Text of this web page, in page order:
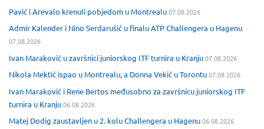
Pavić i Arevalo krenuli pobjedom u Montrealu07.08.2026
Admir Kalender i Nino Serdarušić u finalu ATP Challengera u Hagenu
07.08.2026
Ivan Maraković u završnici juniorskog ITF turnira u Kranju07.08.2026
Nikola Mektić ispao u Montrealu, a Donna Vekić u Torontu07.08.2026
Ivan Maraković i Rene Bertos međusobno za završnicu juniorskog ITF
turnira u Kranju06.08.2026
Matej Dodig zaustavljen u 2. kolu Challengera u Hagenu06.08.2026